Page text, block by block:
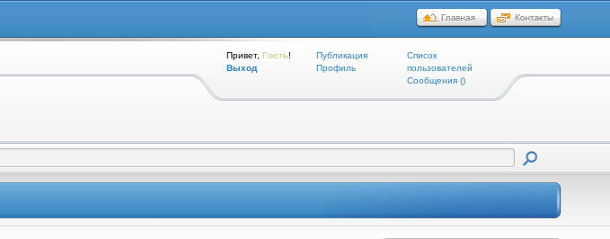
Привет, Гость!
Выход
Публикация
Профиль
Список
пользователей
Cообщения ()